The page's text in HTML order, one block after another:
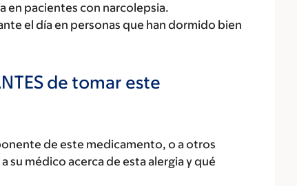
en pacientes con narcolepsia.
el día en personas que han dormido bien
de tomar este
de este medicamento, o a otros
su médico acerca de esta alergia y qué